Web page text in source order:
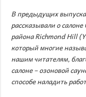
В предыдущих
рассказывали о
районаRichmondHill(
который многие
нашим читателям,
салоне – озоновой
способе наладить